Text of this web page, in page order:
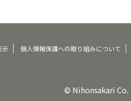
示 個人情報保護への取り組みについて
© Nihonsakari